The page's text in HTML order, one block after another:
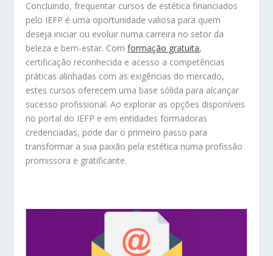
Concluindo, frequentar cursos de estética financiados
pelo IEFP é uma oportunidade valiosa para quem
deseja iniciar ou evoluir numa carreira no setor da
beleza e bem-estar. Comformação gratuita,
certificação reconhecida e acesso a competências
práticas alinhadas com as exigências do mercado,
estes cursos oferecem uma base sólida para alcançar
sucesso profissional. Ao explorar as opções disponíveis
no portal do IEFP e em entidades formadoras
credenciadas, pode dar o primeiro passo para
transformar a sua paixão pela estética numa profissão
promissora e gratificante.